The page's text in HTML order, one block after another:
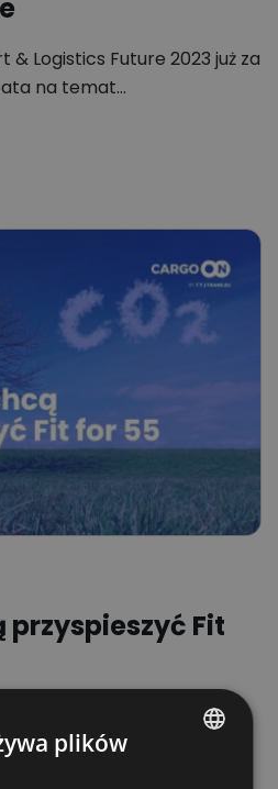
& Logistics Future 2023 już za
na temat…
Fit
z całej Europy chcą
do implementacji
i osiągnięcia…
plików